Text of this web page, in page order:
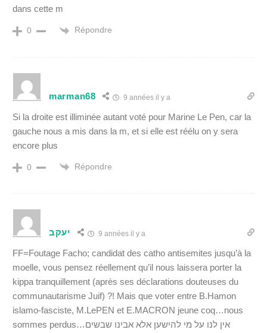
dans cette m
0 Répondre
marman68 9 années il y a
Si la droite est illiminée autant voté pour Marine Le Pen, car la
gauche nous a mis dans la m, et si elle est réélu on y sera
encore plus
0 Répondre
יעקב 9 années il y a
FF=Foutage Facho; candidat des catho antisemites jusqu’à la
moelle, vous pensez réellement qu’il nous laissera porter la
kippa tranquillement (après ses déclarations douteuses du
communautarisme Juif) ?! Mais que voter entre B.Hamon
islamo-fasciste, M.LePEN et E.MACRON jeune coq…nous
sommes perdus…אין לנו על מי להישען אלא אבינו שבשים